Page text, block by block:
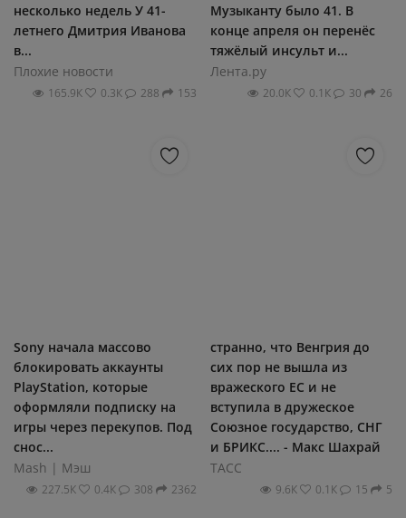
несколько недель У 41-
летнего Дмитрия Иванова
в...
Плохие новости
165.9К 0.3К 288 153
Музыканту было 41. В
конце апреля он перенёс
тяжёлый инсульт и...
Лента.ру
20.0К 0.1К 30 26
Sony начала массово
блокировать аккаунты
PlayStation, которые
оформляли подписку на
игры через перекупов. Под
снос...
Mash | Мэш
227.5К 0.4К 308 2362
странно, что Венгрия до
сих пор не вышла из
вражеского ЕС и не
вступила в дружеское
Союзное государство, СНГ
и БРИКС.... - Макс Шахрай
ТАСС
9.6К 0.1К 15 5